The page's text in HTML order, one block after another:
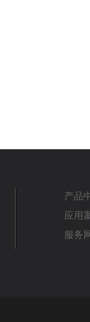
产品
应用
服务